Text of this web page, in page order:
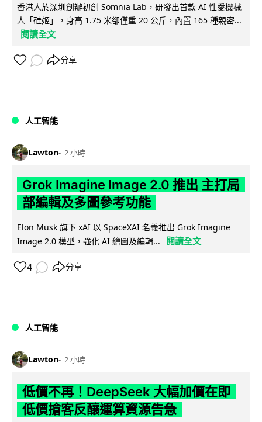
香港人於深圳創辦初創 Somnia Lab，研發出首款 AI 性愛機械
人「硅姬」，身高 1.75 米卻僅重 20 公斤，內置 165 種親密...
閱讀全文
分享
人工智能
Lawton 2 小時
Grok Imagine Image 2.0 推出 主打局
部編輯及多圖參考功能
Elon Musk 旗下 xAI 以 SpaceXAI 名義推出 Grok Imagine
Image 2.0 模型，強化 AI 繪圖及編輯...
閱讀全文
4 分享
人工智能
Lawton 2 小時
低價不再！DeepSeek 大幅加價在即
低價搶客反釀運算資源告急